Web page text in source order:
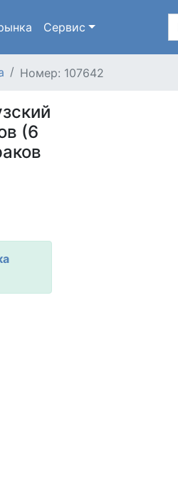
Сервис
Номер: 107642
(6